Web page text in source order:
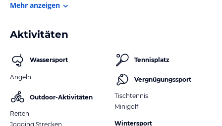
Mehr anzeigen
Aktivitäten
Wassersport
Angeln
Outdoor-Aktivitäten
Reiten
Jogging Strecken
Tennisplatz
Vergnügungssport
Tischtennis
Minigolf
Wintersport